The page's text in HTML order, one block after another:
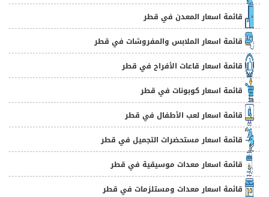
قائمة اسعار المعدن في قطر
قائمة اسعار الملابس والمفروشات في قطر
قائمة اسعار قاعات الأفراح في قطر
قائمة اسعار كوبونات في قطر
قائمة اسعار لعب الأطفال في قطر
قائمة اسعار مستحضرات التجميل في قطر
قائمة اسعار معدات موسيقية في قطر
قائمة اسعار معدات ومستلزمات في قطر